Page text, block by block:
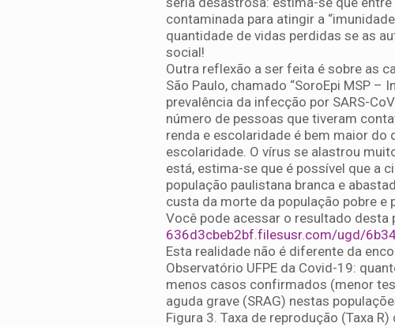
contaminada para atingir a
quantidade de vidas perdidas se as
social!
Outra reflexão a ser feita é sobre as
São Paulo, chamado “SoroEpi MSP
prevalência da infecção por SARS-
número de pessoas que tiveram
renda e escolaridade é bem maior do
escolaridade. O vírus se alastrou
está, estima-se que é possível que a
população paulistana branca e
custa da morte da população pobre e
Você pode acessar o resultado desta
636d3cbeb2bf.filesusr.com/ugd/
Esta realidade não é diferente da
Observatório UFPE da Covid-19:
menos casos confirmados (menor
aguda grave (SRAG) nestas
Figura 3. Taxa de reprodução (Taxa